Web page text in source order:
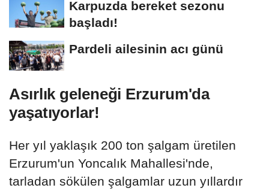
Karpuzda bereket sezonu
başladı!
Pardeli ailesinin acı günü
Asırlık geleneği Erzurum'da
yaşatıyorlar!
Her yıl yaklaşık 200 ton şalgam üretilen
Erzurum'un Yoncalık Mahallesi'nde,
tarladan sökülen şalgamlar uzun yıllardır